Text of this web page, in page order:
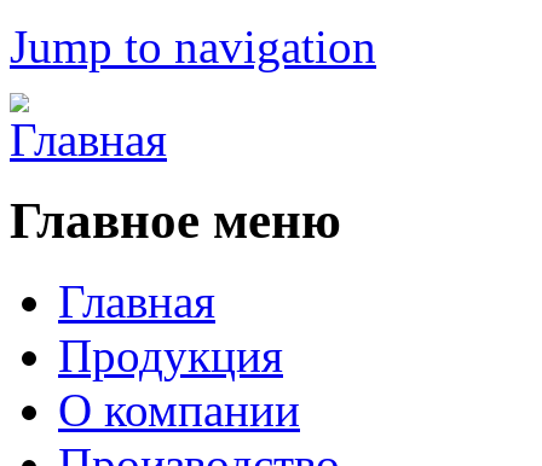
Jump to navigation
Главное меню
Главная
Продукция
О компании